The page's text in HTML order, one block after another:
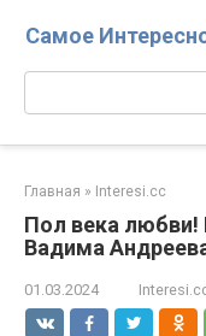
Самое
Поиск:
Главная » Interesi.cc
Пол века любви!
Вадима
01.03.2024